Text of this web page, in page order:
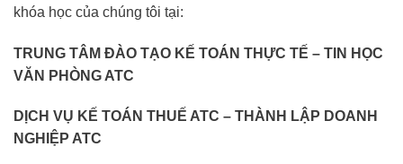
khóa học của chúng tôi tại:
TRUNG TÂM ĐÀO TẠO KẾ TOÁN THỰC TẾ – TIN HỌC
VĂN PHÒNG ATC
DỊCH VỤ KẾ TOÁN THUẾ ATC – THÀNH LẬP DOANH
NGHIỆP ATC